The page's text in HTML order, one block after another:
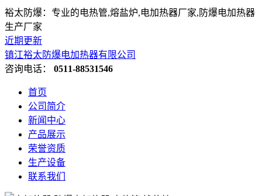
裕太防爆：专业的电热管,熔盐炉,电加热器厂家,防爆电加热器
生产厂家
近期更新
镇江裕太防爆电加热器有限公司
咨询电话： 0511-88531546
首页
公司简介
新闻中心
产品展示
荣誉资质
生产设备
联系我们